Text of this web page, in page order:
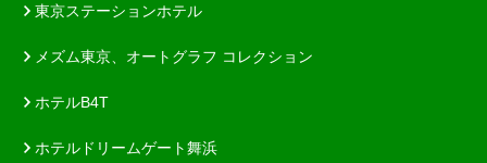
東京ステーションホテル
メズム東京、オートグラフ コレクション
ホテルB4T
ホテルドリームゲート舞浜